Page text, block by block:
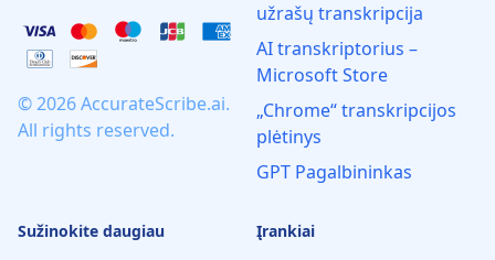
© 2026 AccurateScribe.ai.
All rights reserved.
užrašų transkripcija
AI transkriptorius –
Microsoft Store
„Chrome“ transkripcijos
plėtinys
GPT Pagalbininkas
Sužinokite daugiau Įrankiai